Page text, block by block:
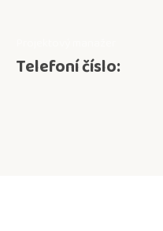
Telefoní číslo: